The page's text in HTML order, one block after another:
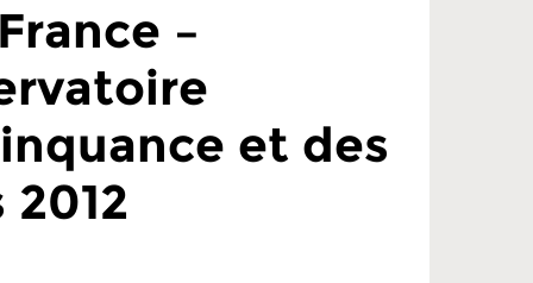
–
et des